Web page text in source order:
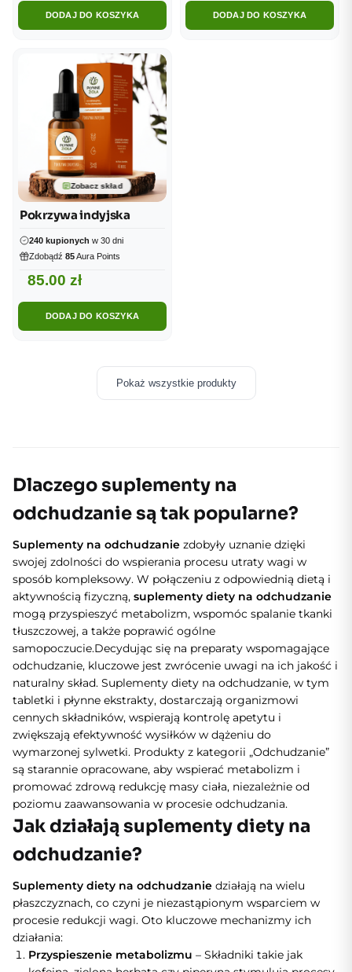
DODAJ DO KOSZYKA DODAJ DO KOSZYKA
Zobacz skład
Pokrzywa indyjska
240 kupionych w 30 dni
Zdobądź 85Aura Points
85.00 zł
DODAJ DO KOSZYKA
Pokaż wszystkie produkty
Dlaczego suplementy na
odchudzanie są tak popularne?
Suplementy na odchudzanie zdobyły uznanie dzięki
swojej zdolności do wspierania procesu utraty wagi w
sposób kompleksowy. W połączeniu z odpowiednią dietą i
aktywnością fizyczną, suplementy diety na odchudzanie
mogą przyspieszyć metabolizm, wspomóc spalanie tkanki
tłuszczowej, a także poprawić ogólne
samopoczucie.Decydując się na preparaty wspomagające
odchudzanie, kluczowe jest zwrócenie uwagi na ich jakość i
naturalny skład. Suplementy diety na odchudzanie, w tym
tabletki i płynne ekstrakty, dostarczają organizmowi
cennych składników, wspierają kontrolę apetytu i
zwiększają efektywność wysiłków w dążeniu do
wymarzonej sylwetki. Produkty z kategorii „Odchudzanie”
są starannie opracowane, aby wspierać metabolizm i
promować zdrową redukcję masy ciała, niezależnie od
poziomu zaawansowania w procesie odchudzania.
Jak działają suplementy diety na
odchudzanie?
Suplementy diety na odchudzanie działają na wielu
płaszczyznach, co czyni je niezastąpionym wsparciem w
procesie redukcji wagi. Oto kluczowe mechanizmy ich
działania:
Przyspieszenie metabolizmu – Składniki takie jak